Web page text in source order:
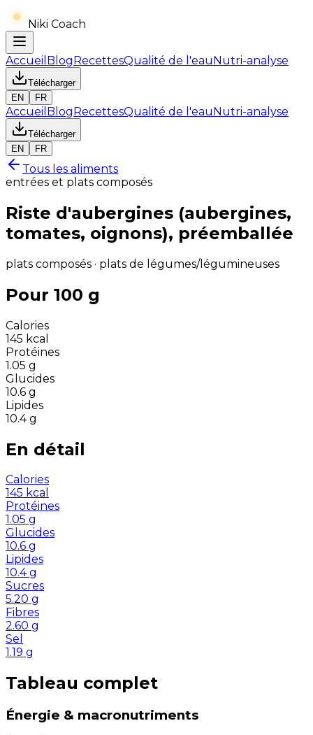
Niki Coach
Accueil BlogRecettesQualité de l'eauNutri-analyse
Télécharger
EN
FR
Accueil BlogRecettesQualité de l'eauNutri-analyse
Télécharger
EN
FR
Tous les aliments
entrées et plats composés
Riste d'aubergines (aubergines,
tomates, oignons), préemballée
plats composés · plats de légumes/légumineuses
Pour 100 g
Calories
145 kcal
Protéines
1.05 g
Glucides
10.6 g
Lipides
10.4 g
En détail
Calories
145 kcal
Protéines
1.05 g
Glucides
10.6 g
Lipides
10.4 g
Sucres
5.20 g
Fibres
2.60 g
Sel
1.19 g
Tableau complet
Énergie & macronutriments